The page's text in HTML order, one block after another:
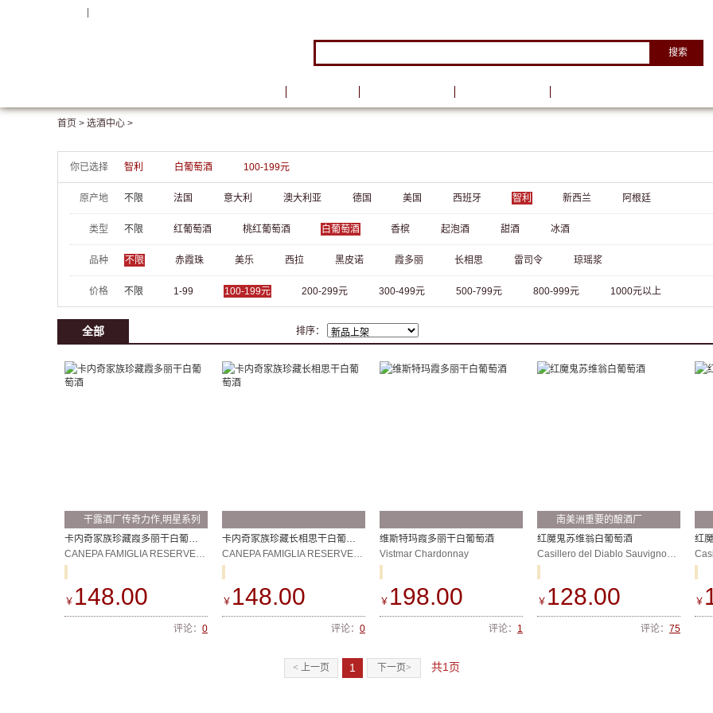
搜索
首页 > 选酒中心 >
你已选择 智利 白葡萄酒 100-199元
原产地 不限 法国 意大利 澳大利亚 德国 美国 西班牙 智利 新西兰 阿根廷
类型 不限 红葡萄酒 桃红葡萄酒 白葡萄酒 香槟 起泡酒 甜酒 冰酒
品种 不限 赤霞珠 美乐 西拉 黑皮诺 霞多丽 长相思 雷司令 琼瑶浆
价格 不限 1-99 100-199元 200-299元 300-499元 500-799元 800-999元 1000元以上
全部 排序：
干露酒厂传奇力作,明星系列
产品之一
卡内奇家族珍藏霞多丽干白葡萄酒
CANEPA FAMIGLIA RESERVE CHARDONNAY
￥ 148.00
评论： 0
卡内奇家族珍藏长相思干白葡萄酒
CANEPA FAMIGLIA RESERVE SAUV.BLANC
￥ 148.00
评论： 0
维斯特玛霞多丽干白葡萄酒
Vistmar Chardonnay
￥ 198.00
评论： 1
南美洲重要的酿酒厂
红魔鬼苏维翁白葡萄酒
Casillero del Diablo Sauvignon Blanc
￥ 128.00
评论： 75
红
￥
< 上一页 1 下一页> 共1页